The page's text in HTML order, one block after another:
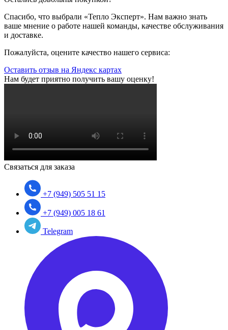
Спасибо, что выбрали «Тепло Эксперт». Нам важно знать
ваше мнение о работе нашей команды, качестве обслуживания
и доставке.
Пожалуйста, оцените качество нашего сервиса:
Оставить отзыв на Яндекс картах
Нам будет приятно получить вашу оценку!
Связаться для заказа
+7 (949) 505 51 15
+7 (949) 005 18 61
Telegram